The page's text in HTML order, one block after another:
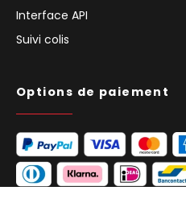
Interface API
Suivi colis
Options de paiement